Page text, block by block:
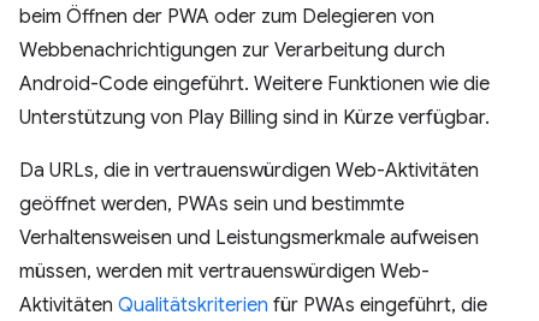
beim Öffnen der PWA oder zum Delegieren von
Webbenachrichtigungen zur Verarbeitung durch
Android-Code eingeführt. Weitere Funktionen wie die
Unterstützung von Play Billing sind in Kürze verfügbar.
Da URLs, die in vertrauenswürdigen Web-Aktivitäten
geöffnet werden, PWAs sein und bestimmte
Verhaltensweisen und Leistungsmerkmale aufweisen
müssen, werden mit vertrauenswürdigen Web-
Aktivitäten Qualitätskriterien für PWAs eingeführt, die